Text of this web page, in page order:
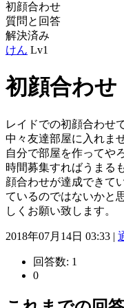
初顔合わせ
質問と回答
解決済み
けん Lv1
初顔合わせ
レイドでの初顔合わせ
中々友達部屋に入れませ
自分で部屋を作ってや
時間募集すればうまる
顔合わせが達成できて
ているのではないかと
しくお願い致します。
2018年07月14日 03:33 |
回答数: 1
0